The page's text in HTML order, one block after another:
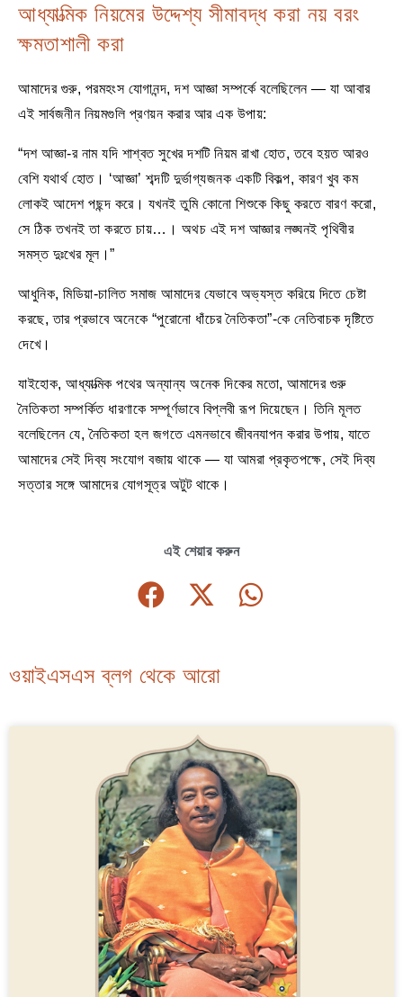
আধ্যাত্মিক নিয়মের উদ্দেশ্য সীমাবদ্ধ করা নয় বরং
ক্ষমতাশালী করা
আমাদের গুরু, পরমহংস যোগানন্দ, দশ আজ্ঞা সম্পর্কে বলেছিলেন — যা আবার
এই সার্বজনীন নিয়মগুলি প্রণয়ন করার আর এক উপায়:
“দশ আজ্ঞা-র নাম যদি শাশ্বত সুখের দশটি নিয়ম রাখা হোত, তবে হয়ত আরও
বেশি যথার্থ হোত। ‘আজ্ঞা’ শব্দটি দুর্ভাগ্যজনক একটি বিকল্প, কারণ খুব কম
লোকই আদেশ পছন্দ করে। যখনই তুমি কোনো শিশুকে কিছু করতে বারণ করো,
সে ঠিক তখনই তা করতে চায়…। অথচ এই দশ আজ্ঞার লঙ্ঘনই পৃথিবীর
সমস্ত দুঃখের মূল।”
আধুনিক, মিডিয়া-চালিত সমাজ আমাদের যেভাবে অভ্যস্ত করিয়ে দিতে চেষ্টা
করছে, তার প্রভাবে অনেকে “পুরোনো ধাঁচের নৈতিকতা”-কে নেতিবাচক দৃষ্টিতে
দেখে।
যাইহোক, আধ্যাত্মিক পথের অন্যান্য অনেক দিকের মতো, আমাদের গুরু
নৈতিকতা সম্পর্কিত ধারণাকে সম্পূর্ণভাবে বিপ্লবী রূপ দিয়েছেন। তিনি মূলত
বলেছিলেন যে, নৈতিকতা হল জগতে এমনভাবে জীবনযাপন করার উপায়, যাতে
আমাদের সেই দিব্য সংযোগ বজায় থাকে — যা আমরা প্রকৃতপক্ষে, সেই দিব্য
সত্তার সঙ্গে আমাদের যোগসূত্র অটুট থাকে।
এই শেয়ার করুন
ওয়াইএসএস ব্লগ থেকে আরো